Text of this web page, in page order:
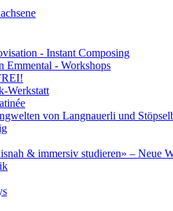
- Instant Composing
Emmental - Workshops
Werkstatt
von Langnauerli und
& immersiv studieren» – Neue